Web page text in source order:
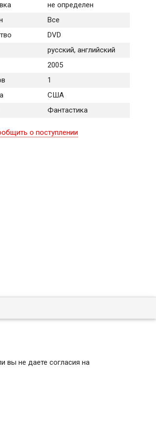
не определен
Все
DVD
русский, английский
2005
1
США
Фантастика
о поступлении
вы не даете согласия на